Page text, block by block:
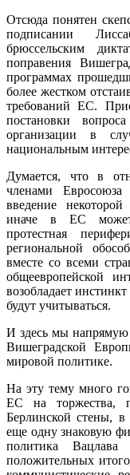
Отсюда понятен
подписании
брюссельским
поправения
программах
более жестком
требований ЕС.
постановки
организации в
национальным
Думается, что в
членами Евросоюза
введение
иначе в ЕС может
протестная
региональной
вместе со всеми
общеевропейской
возобладает
будут учитываться.
И здесь мы напрямую
Вишеградской
мировой политике.
На эту тему много
ЕС на торжества,
Берлинской стены, в
еще одну знаковую
политика Вацлава
положительных